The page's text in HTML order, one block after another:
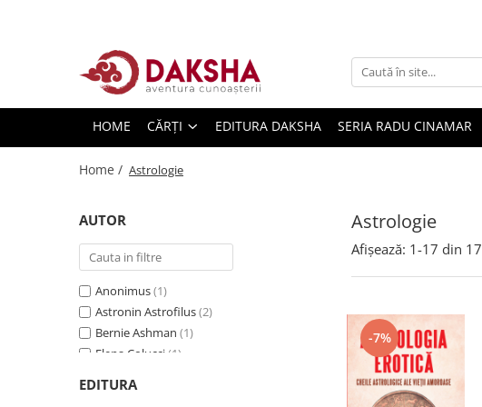
Editura Daksha
Seria Radu Cinamar
Spiritualitate
Extratereștrii
Transformare spirituală
HOME CĂRȚI EDITURA DAKSHA SERIA RADU CINAMAR
Home / Astrologie
Astrologie
AUTOR
Anonimus(1)
Astronin Astrofilus(2)
Bernie Ashman (1)
Elena Colucci (1)
Kim Arnold
EDITURA
Afișează: 1-17 din 17
-7%